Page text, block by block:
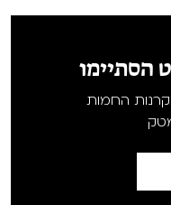
הסתיימו
החמות